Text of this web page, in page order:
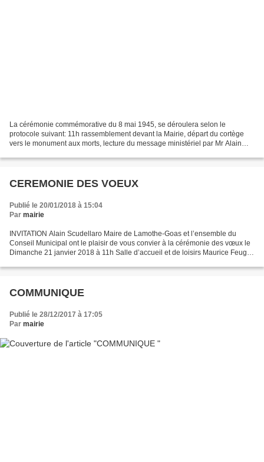
La cérémonie commémorative du 8 mai 1945, se déroulera selon le
protocole suivant: 11h rassemblement devant la Mairie, départ du cortège
vers le monument aux morts, lecture du message ministériel par Mr Alain
CEREMONIE DES VOEUX
Publié le 20/01/2018 à 15:04
Par mairie
INVITATION Alain Scudellaro Maire de Lamothe-Goas et l’ensemble du
Conseil Municipal ont le plaisir de vous convier à la cérémonie des vœux le
Dimanche 21 janvier 2018 à 11h Salle d’accueil et de loisirs Maurice Feuga
COMMUNIQUE
Publié le 28/12/2017 à 17:05
Par mairie